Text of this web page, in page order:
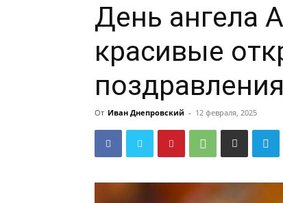
День ангела
красивые
поздравления
От Иван Днепровский - 12 февраля, 2025